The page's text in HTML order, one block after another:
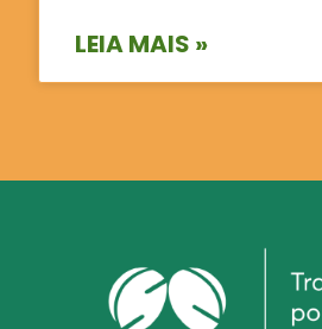
LEIA MAIS »